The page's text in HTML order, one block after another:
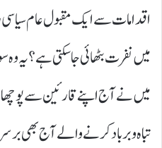
اقدامات سے ایک مقبول عام
میں نفرت بٹھائی جا سکتی ہے؟
میں نے آج اپنے قارئین سے
تباہ و برباد کرنے والے آج بھی